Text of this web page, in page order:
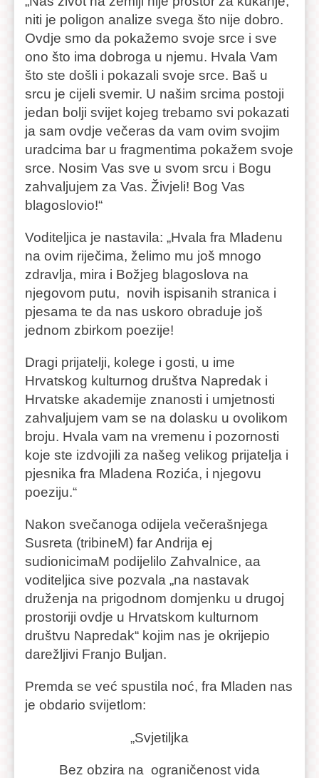
niti je poligon analize svega što nije dobro.
Ovdje smo da pokažemo svoje srce i sve
ono što ima dobroga u njemu. Hvala Vam
što ste došli i pokazali svoje srce. Baš u
srcu je cijeli svemir. U našim srcima postoji
jedan bolji svijet kojeg trebamo svi pokazati
ja sam ovdje večeras da vam ovim svojim
uradcima bar u fragmentima pokažem svoje
srce. Nosim Vas sve u svom srcu i Bogu
zahvaljujem za Vas. Živjeli! Bog Vas
blagoslovio!“
Voditeljica je nastavila: „Hvala fra Mladenu
na ovim riječima, želimo mu još mnogo
zdravlja, mira i Božjeg blagoslova na
njegovom putu, novih ispisanih stranica i
pjesama te da nas uskoro obraduje još
jednom zbirkom poezije!
Dragi prijatelji, kolege i gosti, u ime
Hrvatskog kulturnog društva Napredak i
Hrvatske akademije znanosti i umjetnosti
zahvaljujem vam se na dolasku u ovolikom
broju. Hvala vam na vremenu i pozornosti
koje ste izdvojili za našeg velikog prijatelja i
pjesnika fra Mladena Rozića, i njegovu
poeziju.“
Nakon svečanoga odijela večerašnjega
Susreta (tribineM) far Andrija ej
sudionicimaM podijelilo Zahvalnice, aa
voditeljica sive pozvala „na nastavak
druženja na prigodnom domjenku u drugoj
prostoriji ovdje u Hrvatskom kulturnom
društvu Napredak“ kojim nas je okrijepio
darežljivi Franjo Buljan.
Premda se već spustila noć, fra Mladen nas
je obdario svijetlom:
„Svjetiljka
Bez obzira na ograničenost vida